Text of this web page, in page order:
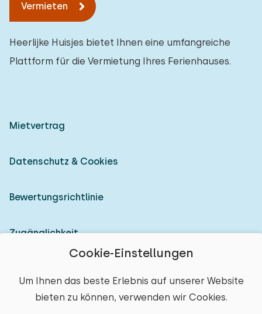
Cookie-Einstellungen
Um Ihnen das beste Erlebnis auf unserer Website
bieten zu können, verwenden wir Cookies.
Vermieten
Heerlijke Huisjes bietet Ihnen eine umfangreiche
Plattform für die Vermietung Ihres Ferienhauses.
Mietvertrag
Datenschutz & Cookies
Bewertungsrichtlinie
Zugänglichkeit
© 2026 Heerlijke Huisjes (eingetragene Marke)